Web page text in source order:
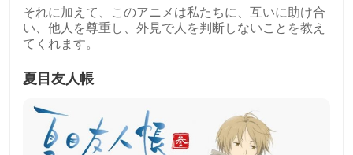
それに加えて、このアニメは私たちに、互いに助け合
い、他人を尊重し、外見で人を判断しないことを教え
てくれます。
夏目友人帳